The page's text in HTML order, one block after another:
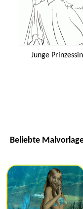
Junge Prinzessin
Beliebte